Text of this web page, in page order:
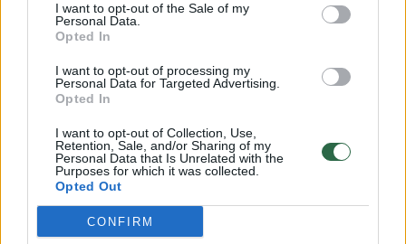
I want to opt-out of the Sale of my
Personal Data.
Opted In
I want to opt-out of processing my
Personal Data for Targeted Advertising.
Opted In
I want to opt-out of Collection, Use,
Retention, Sale, and/or Sharing of my
Personal Data that Is Unrelated with the
Purposes for which it was collected.
Opted Out
CONFIRM
institutas Vilniuje buvo įsteigtas Lenkijos ir
Lietuvos draugiškų santykių ir gero
kaimyninio bendradarbiavimo sutarties
pagrindu ir savo veiklą pradėjo 1996 m.
ir lietuvių kultūrų sąlyčio taškų, o daugiausia
jų randa istoriniame kontekste.